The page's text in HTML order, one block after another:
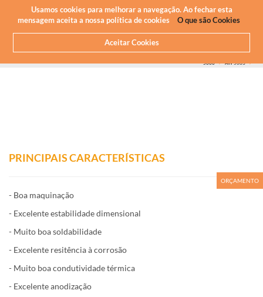
Usamos cookies para melhorar a navegação. Ao fechar esta
mensagem aceita a nossa política de cookies
O que são Cookies
Aceitar Cookies
Newsletter
5000
AW 5083
PRINCIPAIS CARACTERÍSTICAS
- Boa maquinação
- Excelente estabilidade dimensional
- Muito boa soldabilidade
- Excelente resitência à corrosão
- Muito boa condutividade térmica
- Excelente anodização
ORÇAMENTO